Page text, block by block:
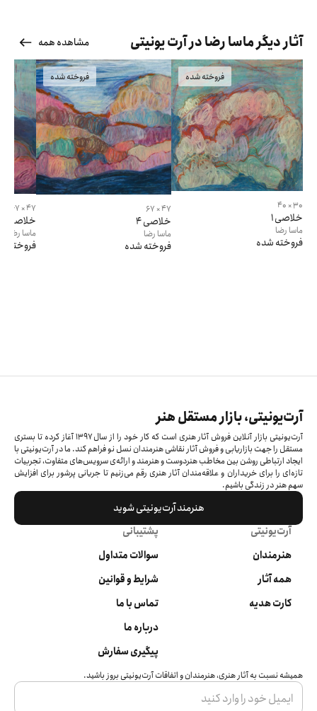
آثار دیگر ماسا رضا در آرت یونیتی مشاهده همه
فروخته شده
30 × 40
خلاصی 1
ماسارضا
فروخته شده
فروخته شده
47 × 67
خلاصی 4
ماسارضا
فروخته شده
47 × 67
خلاصی 2
ماسارضا
فروخته
آرت‌یونیتی، بازار مستقل هنر
آرت‌یونیتی بازار آنلاین فروش آثار هنری است که کار خود را از سال ۱۳۹۷ آغاز کرده‌ تا بستری
مستقل را جهت بازاریابی و فروش آثار نقاشی هنرمندان نسل نو فراهم کند. ما در آرت‌یونیتی با
ایجاد ارتباطی روشن بین مخاطب هنردوست و هنرمند و ارائه‌ی سرویس‌های متفاوت، تجربیات
تازه‌ای را برای خریداران و علاقه‌مندان آثار هنری رقم می‌زنیم تا جریانی پرشور برای افزایش
سهم هنر در زندگی باشیم.
هنرمند آرت‌یونیتی شوید
آرت‌یونیتی
هنرمندان
همه آثار
کارت هدیه
پشتیبانی
سوالات متداول
شرایط و قوانین
تماس با ما
درباره ما
پیگیری سفارش
همیشه نسبت به آثار هنری، هنرمندان و اتفاقات آرت‌یونیتی بروز باشید.